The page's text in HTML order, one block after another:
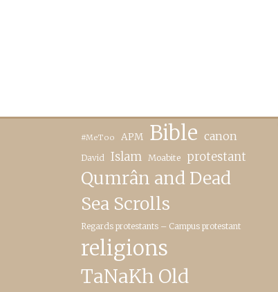
#MeToo APM Bible canon
David Islam Moabite protestant
Qumrân and Dead
Sea Scrolls
Regards protestants – Campus protestant
religions
TaNaKh Old